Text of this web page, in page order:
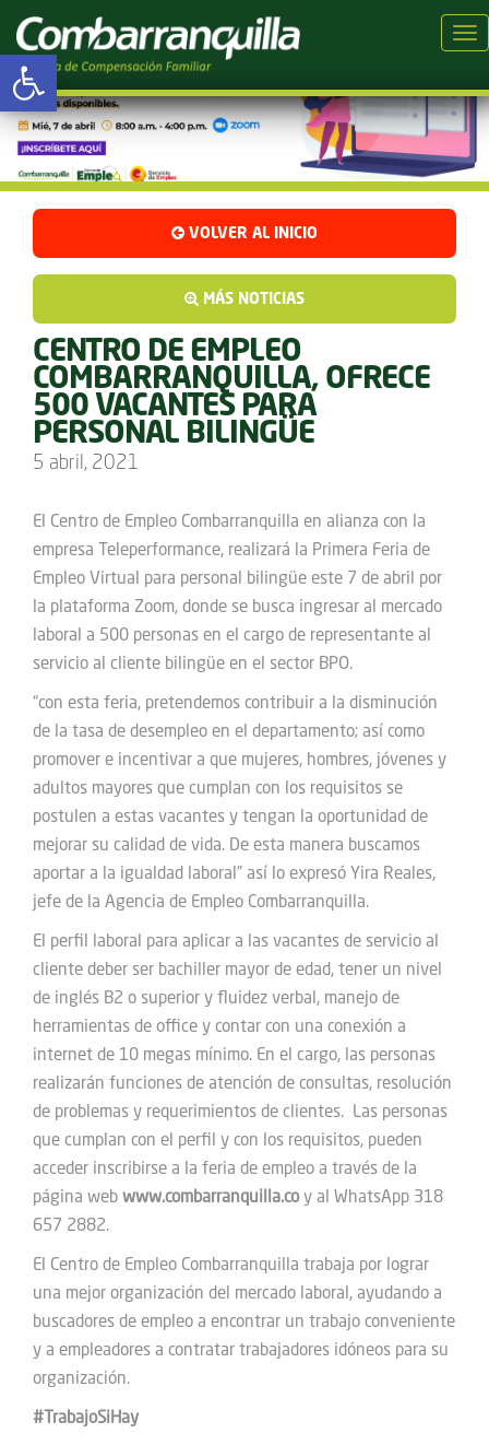
Abrir barra de herramientas
VOLVER AL INICIO
MÁS NOTICIAS
CENTRO DE EMPLEO
COMBARRANQUILLA, OFRECE
500 VACANTES PARA
PERSONAL BILINGÜE
5 abril, 2021
El Centro de Empleo Combarranquilla en alianza con la
empresa Teleperformance, realizará la Primera Feria de
Empleo Virtual para personal bilingüe este 7 de abril por
la plataforma Zoom, donde se busca ingresar al mercado
laboral a 500 personas en el cargo de representante al
servicio al cliente bilingüe en el sector BPO.
“con esta feria, pretendemos contribuir a la disminución
de la tasa de desempleo en el departamento; así como
promover e incentivar a que mujeres, hombres, jóvenes y
adultos mayores que cumplan con los requisitos se
postulen a estas vacantes y tengan la oportunidad de
mejorar su calidad de vida. De esta manera buscamos
aportar a la igualdad laboral” así lo expresó Yira Reales,
jefe de la Agencia de Empleo Combarranquilla.
El perfil laboral para aplicar a las vacantes de servicio al
cliente deber ser bachiller mayor de edad, tener un nivel
de inglés B2 o superior y fluidez verbal, manejo de
herramientas de office y contar con una conexión a
internet de 10 megas mínimo. En el cargo, las personas
realizarán funciones de atención de consultas, resolución
de problemas y requerimientos de clientes. Las personas
que cumplan con el perfil y con los requisitos, pueden
acceder inscribirse a la feria de empleo a través de la
página web www.combarranquilla.coy al WhatsApp 318
657 2882.
El Centro de Empleo Combarranquilla trabaja por lograr
una mejor organización del mercado laboral, ayudando a
buscadores de empleo a encontrar un trabajo conveniente
y a empleadores a contratar trabajadores idóneos para su
organización.
#TrabajoSiHay